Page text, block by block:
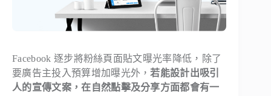
Facebook 逐步將粉絲頁面貼文曝光率降低，除了
要廣告主投入預算增加曝光外，若能設計出吸引
人的宣傳文案，在自然點擊及分享方面都會有一